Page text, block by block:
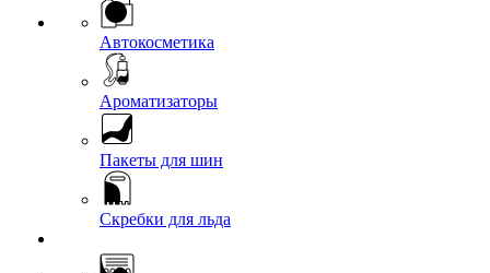
Автокосметика
Ароматизаторы
Пакеты для шин
Скребки для льда